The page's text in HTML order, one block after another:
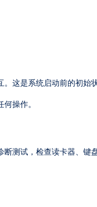
这是系统启动前的初始状
操作。
测试，检查读卡器、键